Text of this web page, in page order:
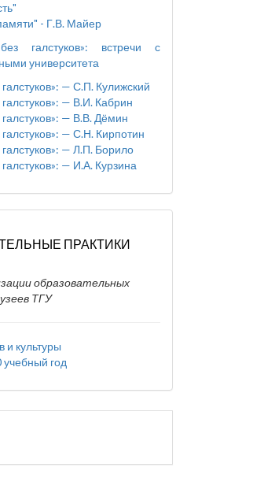
- Г.В. Майер
галстуков»: встречи с
университета
галстуков»: — С.П. Кулижский
галстуков»: — В.И. Кабрин
галстуков»: — В.В. Дёмин
галстуков»: — С.Н. Кирпотин
галстуков»: — Л.П. Борило
галстуков»: — И.А. Курзина
ПРАКТИКИ
образовательных
ТГУ
и культуры
год